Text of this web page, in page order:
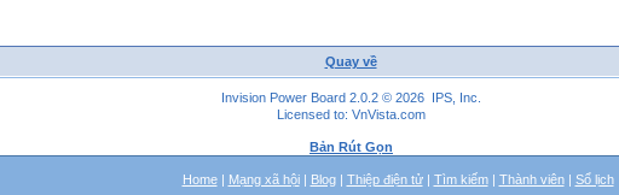
Quay về
Invision Power Board 2.0.2 © 2026 IPS, Inc.
Licensed to: VnVista.com
Bản Rút Gọn
Home| Mạng xã hội| Blog| Thiệp điện tử| Tìm kiếm| Thành viên| Sổ lịch